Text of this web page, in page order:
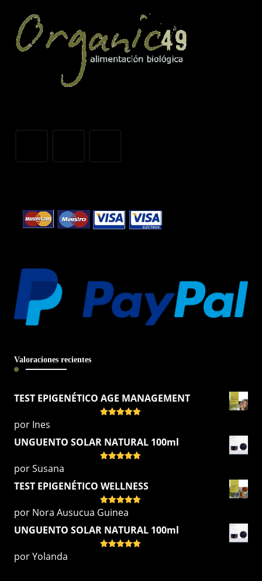
Valoraciones recientes
TEST EPIGENÉTICO AGE MANAGEMENT
por Ines
UNGUENTO SOLAR NATURAL 100ml
por Susana
TEST EPIGENÉTICO WELLNESS
Valorado
con 5de 5
por Nora Ausucua Guinea
UNGUENTO SOLAR NATURAL 100ml
por Yolanda